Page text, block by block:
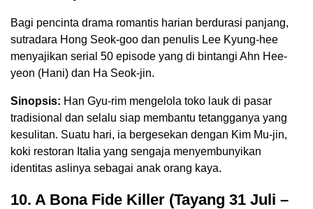
Bagi pencinta drama romantis harian berdurasi panjang,
sutradara Hong Seok-goo dan penulis Lee Kyung-hee
menyajikan serial 50 episode yang di bintangi Ahn Hee-
yeon (Hani) dan Ha Seok-jin.
Sinopsis: Han Gyu-rim mengelola toko lauk di pasar
tradisional dan selalu siap membantu tetangganya yang
kesulitan. Suatu hari, ia bergesekan dengan Kim Mu-jin,
koki restoran Italia yang sengaja menyembunyikan
identitas aslinya sebagai anak orang kaya.
10. A Bona Fide Killer (Tayang 31 Juli –